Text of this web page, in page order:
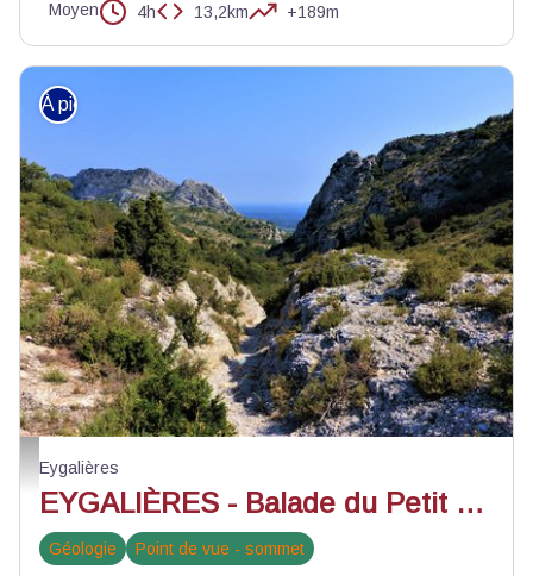
Moyen 4h 13,2km +189m
Entre le Petit et le Gros Calan - ©Rémi Sérange - PNR Alpilles
À pied
Eygalières
EYGALIÈRES - Balade du Petit Calan
Géologie Point de vue - sommet